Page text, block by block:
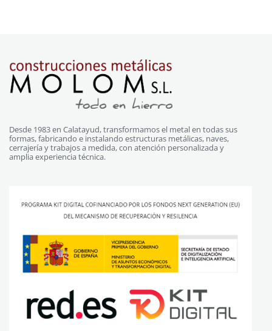
Desde 1983 en Calatayud, transformamos el metal en todas sus
formas, fabricando e instalando estructuras metálicas, naves,
cerrajería y trabajos a medida, con atención personalizada y
amplia experiencia técnica.